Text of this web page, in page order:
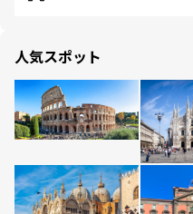
人気スポット